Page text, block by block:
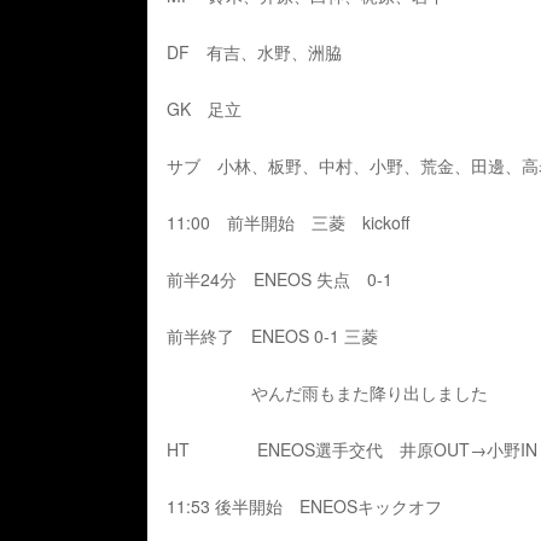
DF 有吉、水野、洲脇
GK 足立
サブ 小林、板野、中村、小野、荒金、田邊、
11:00 前半開始 三菱 kickoff
前半24分 ENEOS 失点 0-1
前半終了 ENEOS 0-1 三菱
やんだ雨もまた降り出しました
HT ENEOS選手交代 井原OUT→小野IN
11:53 後半開始 ENEOSキックオフ